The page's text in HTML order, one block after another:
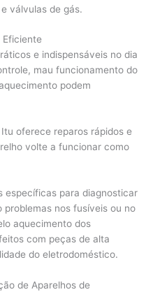
válvulas de gás.
Eficiente
e indispensáveis no dia
mau funcionamento do
podem
oferece reparos rápidos e
volte a funcionar como
específicas para diagnosticar
nos fusíveis ou no
aquecimento dos
com peças de alta
do eletrodoméstico.
de Aparelhos de